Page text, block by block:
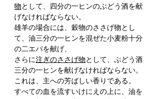
物として、四分の一ヒンのぶどう酒を献
げなければならない。
雄羊の場合には、穀物のささげ物とし
て、油三分の一ヒンを混ぜた小麦粉十分
の二エパを献げ、
さらに注ぎのささげ物として、ぶどう酒
三分の一ヒンを献げなければならない。
これは、主への芳ばしい香りである。
すべての血を流すいけにえの上に、油を